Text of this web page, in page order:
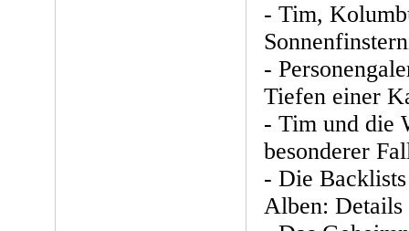
- Tim,
-
Tiefen einer
- Tim und die
besonderer
- Die
Alben: Details